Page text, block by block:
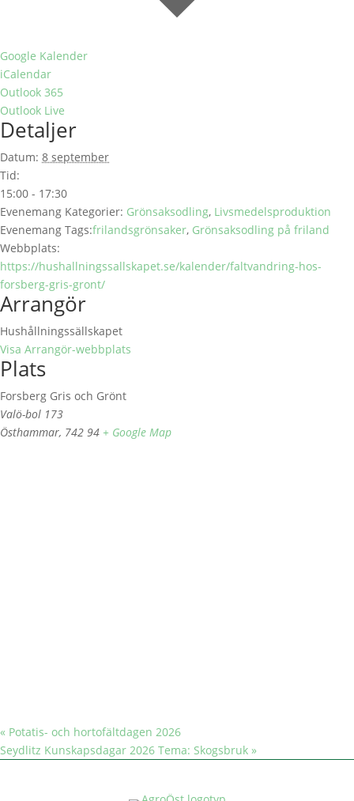
Google Kalender
iCalendar
Outlook 365
Outlook Live
Detaljer
Datum: 8 september
Tid:
15:00 - 17:30
Evenemang Kategorier: Grönsaksodling, Livsmedelsproduktion
Evenemang Tags:frilandsgrönsaker, Grönsaksodling på friland
Webbplats:
https://hushallningssallskapet.se/kalender/faltvandring-hos-
forsberg-gris-gront/
Arrangör
Hushållningssällskapet
Visa Arrangör-webbplats
Plats
Forsberg Gris och Grönt
Valö-bol 173
Östhammar, 742 94 + Google Map
« Potatis- och hortofältdagen 2026
Seydlitz Kunskapsdagar 2026 Tema: Skogsbruk »